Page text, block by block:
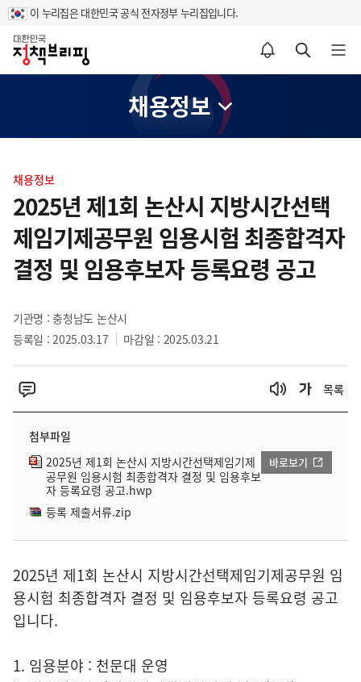
이 누리집은 대한민국 공식 전자정부 누리집입니다.
홈
알림설정 바로가기 검색 바로가기 메뉴 열기
채용정보
텐
츠
영
역
채용정보
2025년 제1회 논산시 지방시간선택
제임기제공무원 임용시험 최종합격자
결정 및 임용후보자 등록요령 공고
기관명 : 충청남도 논산시
등록일 : 2025.03.17
마감일 : 2025.03.21
목록
첨부파일
2025년 제1회 논산시 지방시간선택제임기제
공무원 임용시험 최종합격자 결정 및 임용후보
자 등록요령 공고.hwp
바로보기
등록 제출서류.zip
2025년 제1회 논산시 지방시간선택제임기제공무원 임
용시험 최종합격자 결정 및 임용후보자 등록요령 공고
입니다.
1. 임용분야 : 천문대 운영